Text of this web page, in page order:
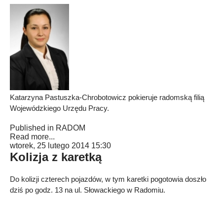
Katarzyna Pastuszka-Chrobotowicz pokieruje radomską filią
Wojewódzkiego Urzędu Pracy.
Published in RADOM
Read more...
wtorek, 25 lutego 2014 15:30
Kolizja z karetką
Do kolizji czterech pojazdów, w tym karetki pogotowia doszło
dziś po godz. 13 na ul. Słowackiego w Radomiu.